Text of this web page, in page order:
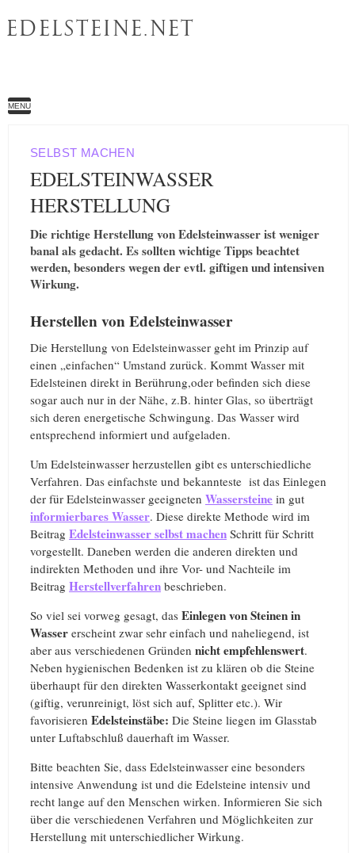
EDELSTEINE.NET
MENU
SELBST MACHEN
EDELSTEINWASSER
HERSTELLUNG
Die richtige Herstellung von Edelsteinwasser ist weniger
banal als gedacht. Es sollten wichtige Tipps beachtet
werden, besonders wegen der evtl. giftigen und intensiven
Wirkung.
Herstellen von Edelsteinwasser
Die Herstellung von Edelsteinwasser geht im Prinzip auf
einen „einfachen“ Umstand zurück. Kommt Wasser mit
Edelsteinen direkt in Berührung,oder befinden sich diese
sogar auch nur in der Nähe, z.B. hinter Glas, so überträgt
sich deren energetische Schwingung. Das Wasser wird
entsprechend informiert und aufgeladen.
Um Edelsteinwasser herzustellen gibt es unterschiedliche
Verfahren. Das einfachste und bekannteste ist das Einlegen
der für Edelsteinwasser geeigneten Wassersteine in gut
informierbares Wasser. Diese direkte Methode wird im
Beitrag Edelsteinwasser selbst machen Schritt für Schritt
vorgestellt. Daneben werden die anderen direkten und
indirekten Methoden und ihre Vor- und Nachteile im
Beitrag Herstellverfahren beschrieben.
So viel sei vorweg gesagt, das Einlegen von Steinen in
Wasser erscheint zwar sehr einfach und naheliegend, ist
aber aus verschiedenen Gründen nicht empfehlenswert.
Neben hygienischen Bedenken ist zu klären ob die Steine
überhaupt für den direkten Wasserkontakt geeignet sind
(giftig, verunreinigt, löst sich auf, Splitter etc.). Wir
favorisieren Edelsteinstäbe: Die Steine liegen im Glasstab
unter Luftabschluß dauerhaft im Wasser.
Bitte beachten Sie, dass Edelsteinwasser eine besonders
intensive Anwendung ist und die Edelsteine intensiv und
recht lange auf den Menschen wirken. Informieren Sie sich
über die verschiedenen Verfahren und Möglichkeiten zur
Herstellung mit unterschiedlicher Wirkung.